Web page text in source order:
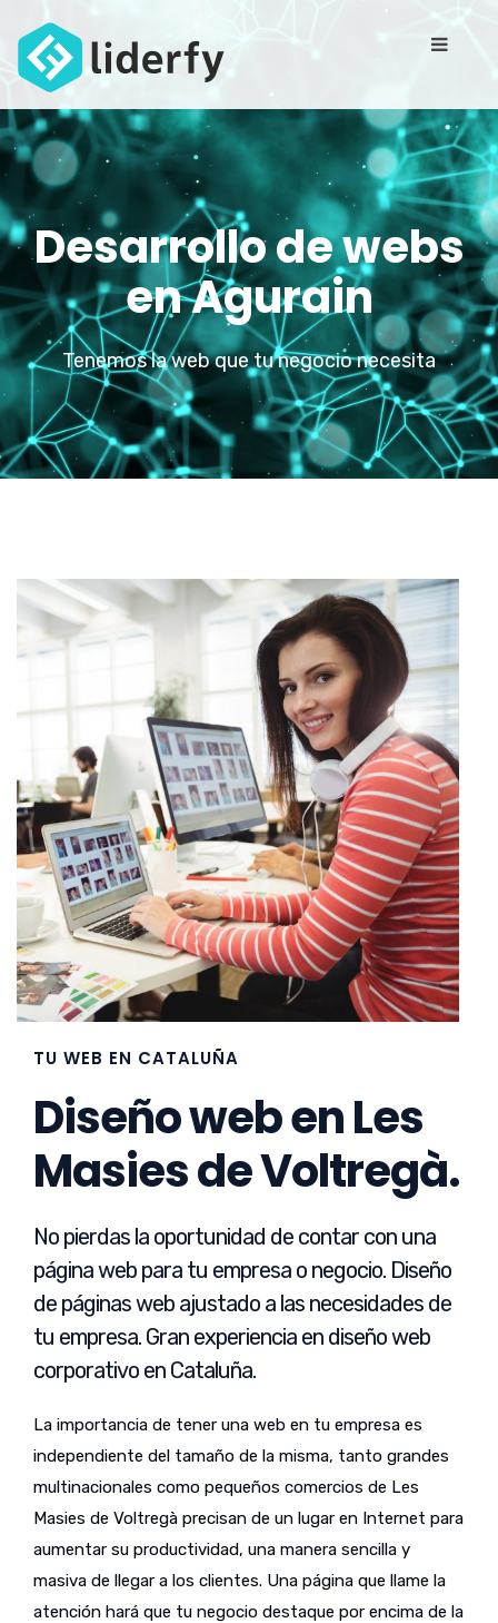
Desarrollo de webs
en Agurain
Tenemos la web que tu negocio necesita
TU WEB EN CATALUÑA
Diseño web en Les
Masies de Voltregà.
No pierdas la oportunidad de contar con una
página web para tu empresa o negocio. Diseño
de páginas web ajustado a las necesidades de
tu empresa. Gran experiencia en diseño web
corporativo en Cataluña.
La importancia de tener una web en tu empresa es
independiente del tamaño de la misma, tanto grandes
multinacionales como pequeños comercios de Les
Masies de Voltregà precisan de un lugar en Internet para
aumentar su productividad, una manera sencilla y
masiva de llegar a los clientes. Una página que llame la
atención hará que tu negocio destaque por encima de la